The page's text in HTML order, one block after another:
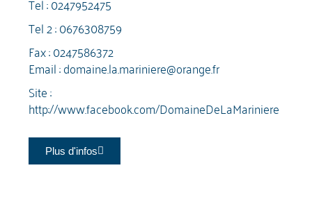
Tel 2 :0676308759
Fax : 0247586372
Email :domaine.la.mariniere@orange.fr
Site :
http://www.facebook.com/DomaineDeLaMariniere
Plus d'infos